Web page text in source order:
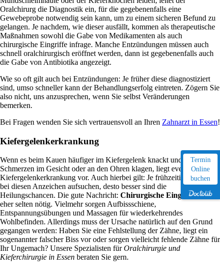
Oralchirurg die Diagnostik ein, für die gegebenenfalls eine
Gewebeprobe notwendig sein kann, um zu einem sicheren Befund zu
gelangen. Je nachdem, wie dieser ausfällt, kommen als therapeutische
Maßnahmen sowohl die Gabe von Medikamenten als auch
chirurgische Eingriffe infrage. Manche Entzündungen müssen auch
schnell oralchirurgisch eröffnet werden, dann ist gegebenenfalls auch
die Gabe von Antibiotika angezeigt.
Wie so oft gilt auch bei Entzündungen: Je früher diese diagnostiziert
sind, umso schneller kann der Behandlungserfolg eintreten. Zögern Sie
also nicht, uns anzusprechen, wenn Sie selbst Veränderungen
bemerken.
Bei Fragen wenden Sie sich vertrauensvoll an Ihren Zahnarzt in Essen!
Kiefergelenkerkrankung
Wenn es beim Kauen häufiger im Kiefergelenk knackt und Sie über
Schmerzen im Gesicht oder an den Ohren klagen, liegt eventuell eine
Kiefergelenkerkrankung vor. Auch hierbei gilt: Je frühzeitiger Sie uns
bei diesen Anzeichen aufsuchen, desto besser sind die
Heilungschancen. Die gute Nachricht: Chirurgische Eingriffesind
eher selten nötig. Vielmehr sorgen Aufbissschiene,
Entspannungsübungen und Massagen für wiederkehrendes
Wohlbefinden. Allerdings muss der Ursache natürlich auf den Grund
gegangen werden: Haben Sie eine Fehlstellung der Zähne, liegt ein
sogenannter falscher Biss vor oder sorgen vielleicht fehlende Zähne für
Ihr Ungemach? Unsere Spezialisten fürOralchirurgie und
Kieferchirurgie in Essen beraten Sie gern.
Termin
Online
buchen